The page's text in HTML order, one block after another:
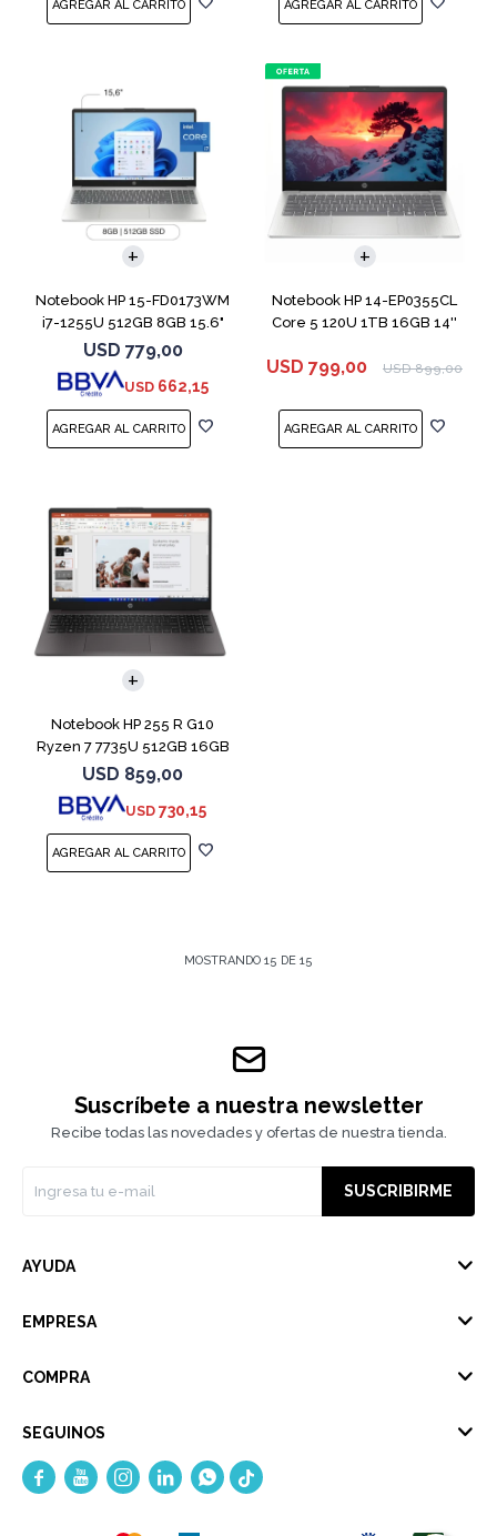
Notebook HP 15-FD0173WM
i7-1255U 512GB 8GB 15.6"
Win 11
USD 779,00
USD 662,15
COMPARAR
Notebook HP 14-EP0355CL
Core 5 120U 1TB 16GB 14''
USD 799,00 USD 899,00
Notebook HP 255 R G10
Ryzen 7 7735U 512GB 16GB
15.6" Win 11
USD 859,00
USD 730,15
MOSTRANDO 15 DE 15
Suscríbete a nuestra newsletter
Recibe todas las novedades y ofertas de nuestra tienda.
SUSCRIBIRME
AYUDA
EMPRESA
COMPRA
SEGUINOS
    